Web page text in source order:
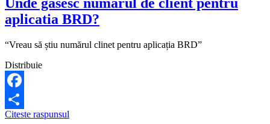
fac?
aplicatia BRD?
“Vreau să știu numărul clinet pentru aplicația BRD”
Distribuie
Facebook
Share
Citeste raspunsul